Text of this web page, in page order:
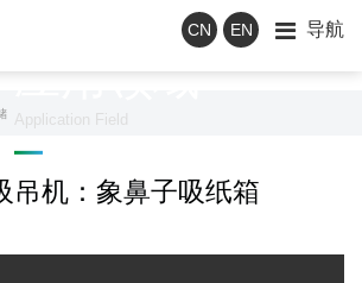
CN EN 导航
应用领域
Application Field
吊机：象鼻子吸纸箱